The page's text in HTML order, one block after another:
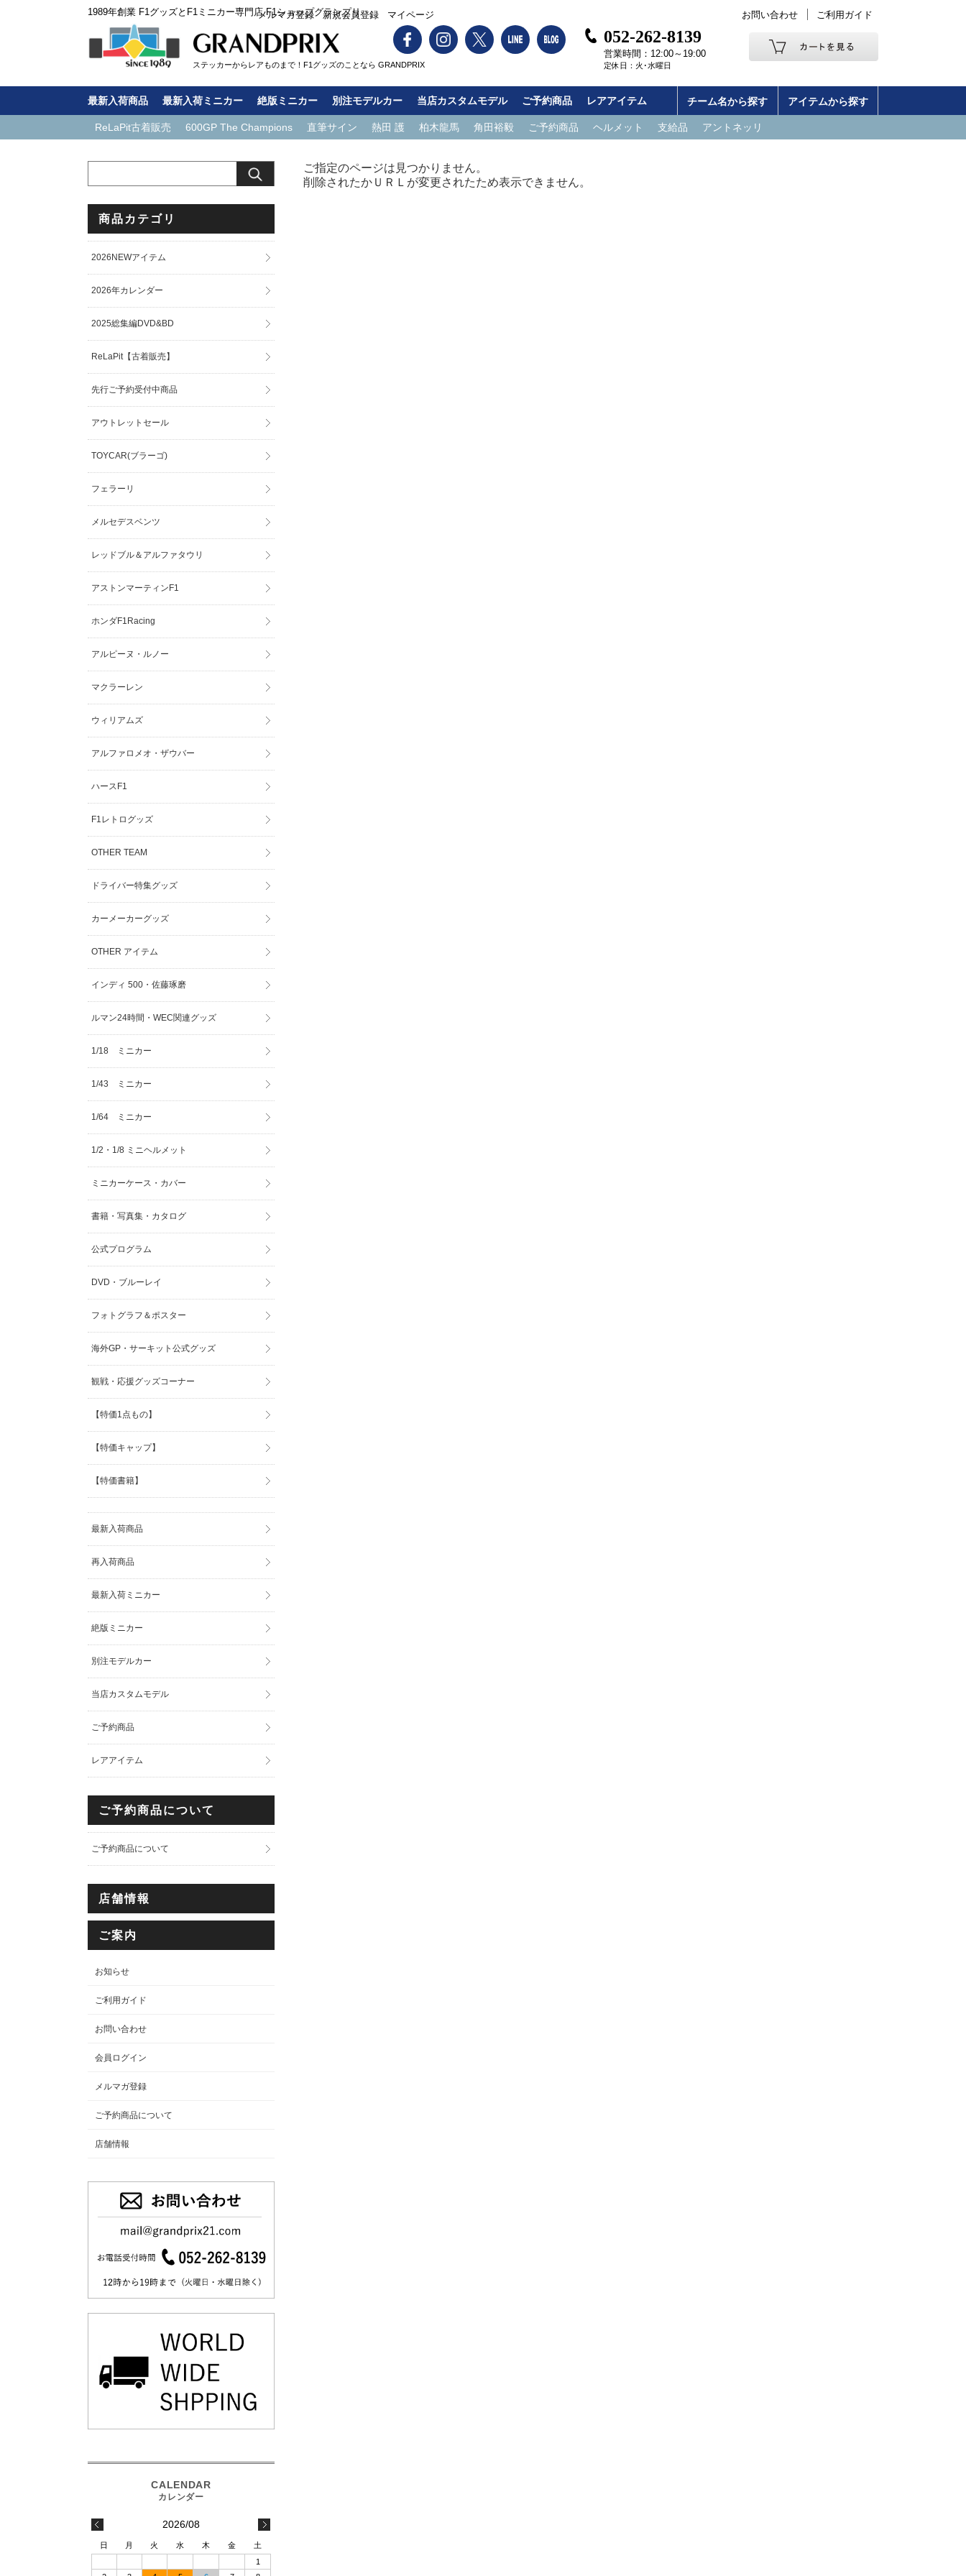
1989年創業 F1グッズとF1ミニカー専門店 F1ショップグランプリ
ステッカーからレアものまで！F1グッズのことなら GRANDPRIX
メルマガ登録 新規会員登録 マイページ お問い合わせ ご利用ガイド
052-262-8139
営業時間：12:00～19:00
定休日：火･水曜日
最新入荷商品 最新入荷ミニカー 絶版ミニカー 別注モデルカー 当店カスタムモデル ご予約商品 レアアイテム チーム名から探す アイテムから探す
ReLaPit古着販売 600GP The Champions 直筆サイン 熱田 護 柏木龍馬 角田裕毅 ご予約商品 ヘルメット 支給品 アントネッリ
ご指定のページは見つかりません。
削除されたかＵＲＬが変更されたため表示できません。
商品カテゴリ
2026NEWアイテム
2026年カレンダー
2025総集編DVD&BD
ReLaPit【古着販売】
先行ご予約受付中商品
アウトレットセール
TOYCAR(ブラーゴ)
フェラーリ
メルセデスベンツ
レッドブル＆アルファタウリ
アストンマーティンF1
ホンダF1Racing
アルピーヌ・ルノー
マクラーレン
ウィリアムズ
アルファロメオ・ザウバー
ハースF1
F1レトログッズ
OTHER TEAM
ドライバー特集グッズ
カーメーカーグッズ
OTHER アイテム
インディ 500・佐藤琢磨
ルマン24時間・WEC関連グッズ
1/18 ミニカー
1/43 ミニカー
1/64 ミニカー
1/2・1/8 ミニヘルメット
ミニカーケース・カバー
書籍・写真集・カタログ
公式プログラム
DVD・ブルーレイ
フォトグラフ＆ポスター
海外GP・サーキット公式グッズ
観戦・応援グッズコーナー
【特価1点もの】
【特価キャップ】
【特価書籍】
最新入荷商品
再入荷商品
最新入荷ミニカー
絶版ミニカー
別注モデルカー
当店カスタムモデル
ご予約商品
レアアイテム
ご予約商品について
ご予約商品について
店舗情報
ご案内
お知らせ
ご利用ガイド
お問い合わせ
会員ログイン
メルマガ登録
ご予約商品について
店舗情報
2026/08
日 月 火 水 木 金
土
1